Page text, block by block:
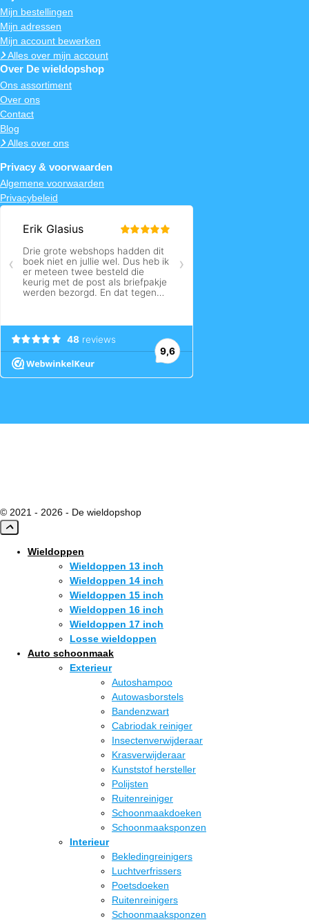
Mijn bestellingen
Mijn adressen
Mijn account bewerken
Alles over mijn account
Over De wieldopshop
Ons assortiment
Over ons
Contact
Blog
Alles over ons
Privacy & voorwaarden
Algemene voorwaarden
Privacybeleid
© 2021 - 2026 - De wieldopshop
Wieldoppen
Wieldoppen 13 inch
Wieldoppen 14 inch
Wieldoppen 15 inch
Wieldoppen 16 inch
Wieldoppen 17 inch
Losse wieldoppen
Auto schoonmaak
Exterieur
Autoshampoo
Autowasborstels
Bandenzwart
Cabriodak reiniger
Insectenverwijderaar
Krasverwijderaar
Kunststof hersteller
Polijsten
Ruitenreiniger
Schoonmaakdoeken
Schoonmaaksponzen
Interieur
Bekledingreinigers
Luchtverfrissers
Poetsdoeken
Ruitenreinigers
Schoonmaaksponzen